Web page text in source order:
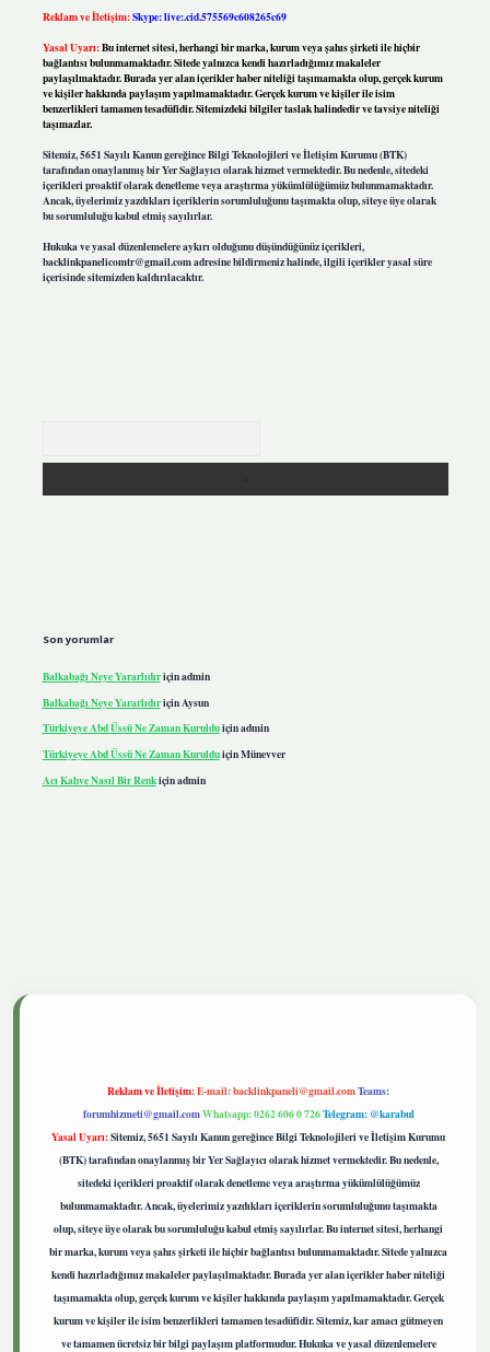
Reklam ve İletişim:Skype: live:.cid.575569c608265c69
Yasal Uyarı:Bu internet sitesi, herhangi bir marka, kurum veya şahıs şirketi ile hiçbir
bağlantısı bulunmamaktadır. Sitede yalnızca kendi hazırladığımız makaleler
paylaşılmaktadır. Burada yer alan içerikler haber niteliği taşımamakta olup, gerçek kurum
ve kişiler hakkında paylaşım yapılmamaktadır. Gerçek kurum ve kişiler ile isim
benzerlikleri tamamen tesadüfidir. Sitemizdeki bilgiler taslak halindedir ve tavsiye niteliği
taşımazlar.
Sitemiz, 5651 Sayılı Kanun gereğince Bilgi Teknolojileri ve İletişim Kurumu (BTK)
tarafından onaylanmış bir Yer Sağlayıcı olarak hizmet vermektedir. Bu nedenle, sitedeki
içerikleri proaktif olarak denetleme veya araştırma yükümlülüğümüz bulunmamaktadır.
Ancak, üyelerimiz yazdıkları içeriklerin sorumluluğunu taşımakta olup, siteye üye olarak
bu sorumluluğu kabul etmiş sayılırlar.
Hukuka ve yasal düzenlemelere aykırı olduğunu düşündüğünüz içerikleri,
backlinkpanelicomtr@gmail.comadresine bildirmeniz halinde, ilgili içerikler yasal süre
içerisinde sitemizden kaldırılacaktır.
Son yorumlar
Balkabağı Neye Yararlıdıriçinadmin
Balkabağı Neye Yararlıdıriçin Aysun
Türkiyeye Abd Üssü Ne Zaman Kurulduiçinadmin
Türkiyeye Abd Üssü Ne Zaman KurulduiçinMünevver
Acı Kahve Nasıl Bir Renkiçinadmin
Reklam ve İletişim:E-mail:backlinkpaneli@gmail.comTeams:
forumhizmeti@gmail.comWhatsapp: 0262 606 0 726Telegram: @karabul
Yasal Uyarı:Sitemiz, 5651 Sayılı Kanun gereğince Bilgi Teknolojileri ve İletişim Kurumu
(BTK) tarafından onaylanmış bir Yer Sağlayıcı olarak hizmet vermektedir. Bu nedenle,
sitedeki içerikleri proaktif olarak denetleme veya araştırma yükümlülüğümüz
bulunmamaktadır. Ancak, üyelerimiz yazdıkları içeriklerin sorumluluğunu taşımakta
olup, siteye üye olarak bu sorumluluğu kabul etmiş sayılırlar. Bu internet sitesi, herhangi
bir marka, kurum veya şahıs şirketi ile hiçbir bağlantısı bulunmamaktadır. Sitede yalnızca
kendi hazırladığımız makaleler paylaşılmaktadır. Burada yer alan içerikler haber niteliği
taşımamakta olup, gerçek kurum ve kişiler hakkında paylaşım yapılmamaktadır. Gerçek
kurum ve kişiler ile isim benzerlikleri tamamen tesadüfidir. Sitemiz, kar amacı gütmeyen
ve tamamen ücretsiz bir bilgi paylaşım platformudur. Hukuka ve yasal düzenlemelere